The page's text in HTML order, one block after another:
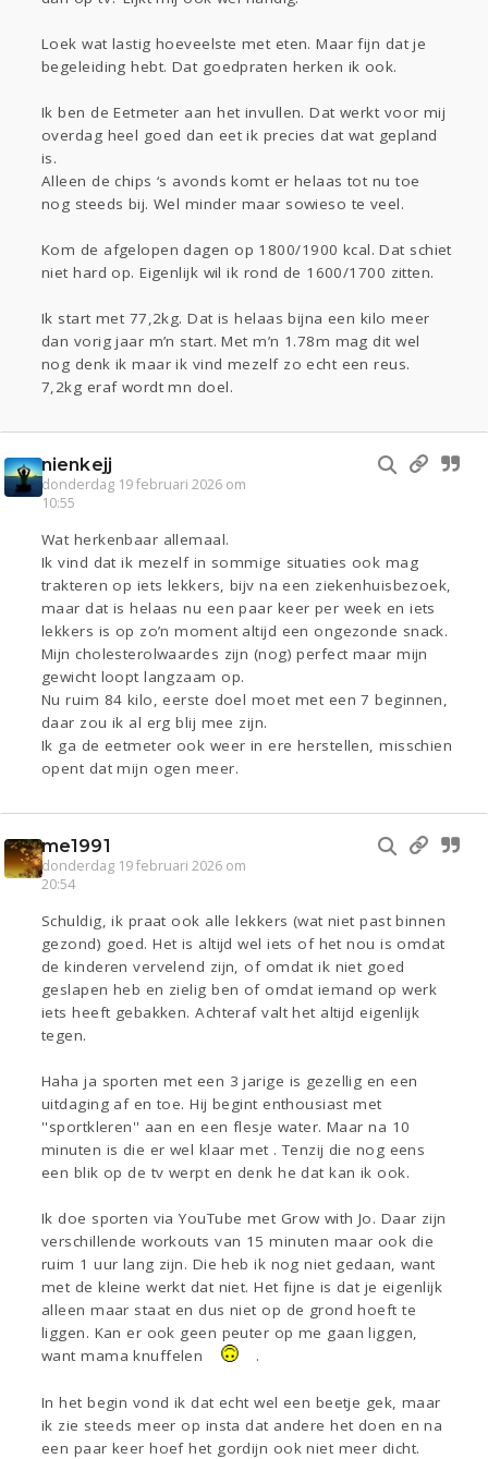
Loek wat lastig hoeveelste met eten. Maar fijn dat je
begeleiding hebt. Dat goedpraten herken ik ook.
Ik ben de Eetmeter aan het invullen. Dat werkt voor mij
overdag heel goed dan eet ik precies dat wat gepland
is.
Alleen de chips ‘s avonds komt er helaas tot nu toe
nog steeds bij. Wel minder maar sowieso te veel.
Kom de afgelopen dagen op 1800/1900 kcal. Dat schiet
niet hard op. Eigenlijk wil ik rond de 1600/1700 zitten.
Ik start met 77,2kg. Dat is helaas bijna een kilo meer
dan vorig jaar m’n start. Met m’n 1.78m mag dit wel
nog denk ik maar ik vind mezelf zo echt een reus.
7,2kg eraf wordt mn doel.
nienkejj
donderdag 19 februari 2026 om
10:55
Wat herkenbaar allemaal.
Ik vind dat ik mezelf in sommige situaties ook mag
trakteren op iets lekkers, bijv na een ziekenhuisbezoek,
maar dat is helaas nu een paar keer per week en iets
lekkers is op zo’n moment altijd een ongezonde snack.
Mijn cholesterolwaardes zijn (nog) perfect maar mijn
gewicht loopt langzaam op.
Nu ruim 84 kilo, eerste doel moet met een 7 beginnen,
daar zou ik al erg blij mee zijn.
Ik ga de eetmeter ook weer in ere herstellen, misschien
opent dat mijn ogen meer.
me1991
donderdag 19 februari 2026 om
20:54
Schuldig, ik praat ook alle lekkers (wat niet past binnen
gezond) goed. Het is altijd wel iets of het nou is omdat
de kinderen vervelend zijn, of omdat ik niet goed
geslapen heb en zielig ben of omdat iemand op werk
iets heeft gebakken. Achteraf valt het altijd eigenlijk
tegen.
Haha ja sporten met een 3 jarige is gezellig en een
uitdaging af en toe. Hij begint enthousiast met
''sportkleren'' aan en een flesje water. Maar na 10
minuten is die er wel klaar met . Tenzij die nog eens
een blik op de tv werpt en denk he dat kan ik ook.
Ik doe sporten via YouTube met Grow with Jo. Daar zijn
verschillende workouts van 15 minuten maar ook die
ruim 1 uur lang zijn. Die heb ik nog niet gedaan, want
met de kleine werkt dat niet. Het fijne is dat je eigenlijk
alleen maar staat en dus niet op de grond hoeft te
liggen. Kan er ook geen peuter op me gaan liggen,
want mama knuffelen
.
In het begin vond ik dat echt wel een beetje gek, maar
ik zie steeds meer op insta dat andere het doen en na
een paar keer hoef het gordijn ook niet meer dicht.